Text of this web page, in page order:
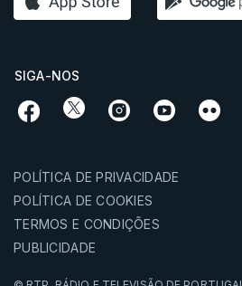
SIGA-NOS
POLÍTICA DE PRIVACIDADE
POLÍTICA DE COOKIES
TERMOS E CONDIÇÕES
PUBLICIDADE